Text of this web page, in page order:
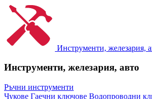
Инструменти, железария,
Инструменти, железария, авто
Ръчни инструменти
Чукове Гаечни ключове Водопроводни